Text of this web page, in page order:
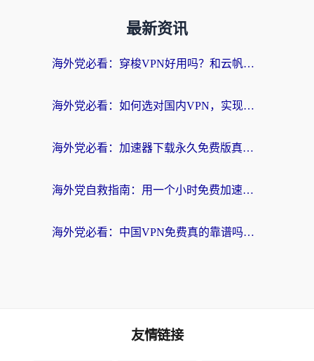
最新资讯
海外党必看：穿梭VPN好用吗？和云帆VPN对比哪个回国效果更好？附真实测评+避坑指南
海外党必看：如何选对国内VPN，实现无缝访问国内资源？
海外党必看：加速器下载永久免费版真的存在吗？教你无缝访问国内资源的正确姿势
海外党自救指南：用一个小时免费加速器，轻松打破国内资源访问壁垒？
海外党必看：中国VPN免费真的靠谱吗？手把手教你选对回国加速器
友情链接